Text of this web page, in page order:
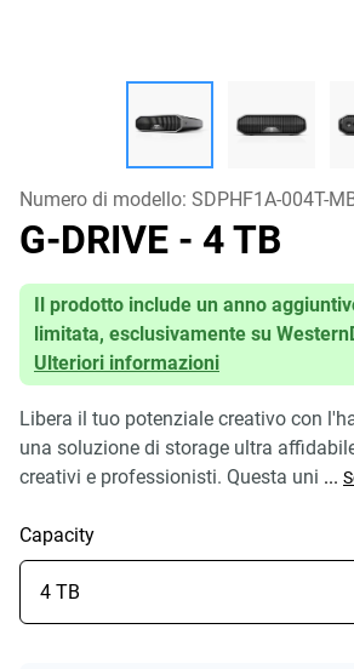
Numero di modello: SDPHF1A-004T-
G-DRIVE - 4 TB
Il prodotto include un anno
limitata, esclusivamente su
Ulteriori informazioni
Libera il tuo potenziale creativo con
una soluzione di storage ultra
creativi e professionisti. Questa uni ...
Capacity